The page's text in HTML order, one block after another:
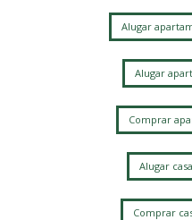
Alugar
Alugar
Comprar
Alugar
Comprar